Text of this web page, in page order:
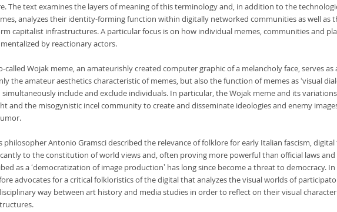
wie der Philosoph Antonio Gramsci die Relevanz von Folklore für den frühen italienischen
Folklore maßgeblich zur Konstitution von Weltbildern bei und ist dabei oft wirkmächtiger als
als eine ‚Demokratisierung der Bildproduktion‘ beschrieben wurde, ist längst zu einer Gefahr
Abschließend plädiert die Arbeit deshalb für eine kritische Folkloristik des Digitalen, die die
interdisziplinär zwischen Kunst- und Medienwissenschaften analysiert, um so
digitaler Infrastrukturen zu reflektieren.
The text examines the layers of meaning of this terminology and, in addition to the
analyzes their identity-forming function within digitally networked communities as well as
capitalist infrastructures. A particular focus is on how individual memes, communities and
by reactionary actors.
called Wojak meme, an amateurishly created computer graphic of a melancholy face, serves as
the amateur aesthetics characteristic of memes, but also the function of memes as ‘visual
simultaneously include and exclude individuals. In particular, the Wojak meme and its
and the misogynistic incel community to create and disseminate ideologies and enemy
philosopher Antonio Gramsci described the relevance of folklore for early Italian fascism,
to the constitution of world views and, often proving more powerful than official laws and
as a ‘democratization of image production’ has long since become a threat to democracy.
advocates for a critical folkloristics of the digital that analyzes the visual worlds of
way between art history and media studies in order to reflect on their visual